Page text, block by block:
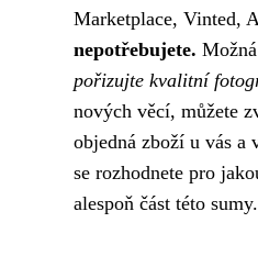
Marketplace, Vinted,
nepotřebujete.
pořizujte kvalitní
nových věcí, můžete
objedná zboží u vás a
se rozhodnete pro
alespoň část této sumy.